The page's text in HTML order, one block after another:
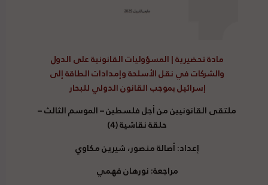
مادة تحضيرية | المسؤوليات القانونية على الدول
والشركات في نقل الأسلحة وإمدادات الطاقة إلى
إسرائيل بموجب القانون الدولي للبحار
ملتقى القانونيين من أجل فلسطين – الموسم الثالث –
حلقة نقاشية (4)
إعداد: أصالة منصور، شيرين مكاوي
مراجعة: نورهان فهمي